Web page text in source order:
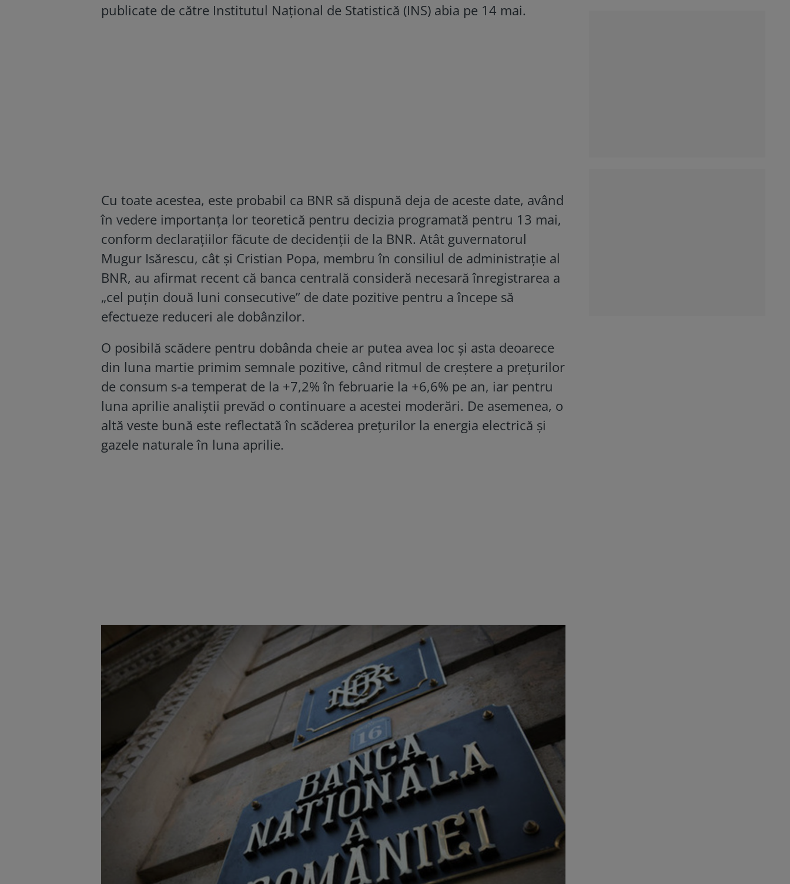
publicate de către Institutul Național de Statistică (INS) abia pe 14 mai.
Cu toate acestea, este probabil ca BNR să dispună deja de aceste date, având
în vedere importanța lor teoretică pentru decizia programată pentru 13 mai,
conform declarațiilor făcute de decidenții de la BNR. Atât guvernatorul
Mugur Isărescu, cât și Cristian Popa, membru în consiliul de administrație al
BNR, au afirmat recent că banca centrală consideră necesară înregistrarea a
„cel puțin două luni consecutive” de date pozitive pentru a începe să
efectueze reduceri ale dobânzilor.
O posibilă scădere pentru dobânda cheie ar putea avea loc și asta deoarece
din luna martie primim semnale pozitive, când ritmul de creștere a prețurilor
de consum s-a temperat de la +7,2% în februarie la +6,6% pe an, iar pentru
luna aprilie analiștii prevăd o continuare a acestei moderări. De asemenea, o
altă veste bună este reflectată în scăderea prețurilor la energia electrică și
gazele naturale în luna aprilie.